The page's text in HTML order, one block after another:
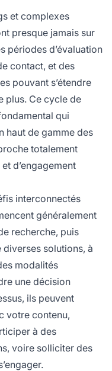
et complexes
presque jamais sur
périodes d’évaluation
contact, et des
pouvant s’étendre
plus. Ce cycle de
qui
haut de gamme des
totalement
d’engagement
interconnectés
généralement
recherche, puis
diverses solutions, à
modalités
une décision
ils peuvent
votre contenu,
à des
voire solliciter des